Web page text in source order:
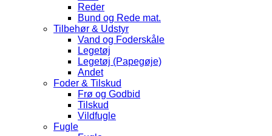
Reder
Bund og Rede mat.
Tilbehør & Udstyr
Vand og Foderskåle
Legetøj
Legetøj (Papegøje)
Andet
Foder & Tilskud
Frø og Godbid
Tilskud
Vildfugle
Fugle